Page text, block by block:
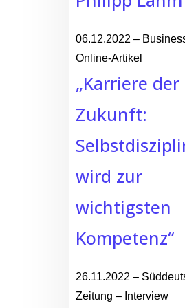
06.12.2022 –
Online-Artikel
„Karriere der
Zukunft:
wird zur
wichtigsten
Kompetenz“
26.11.2022 –
Zeitung – Interview